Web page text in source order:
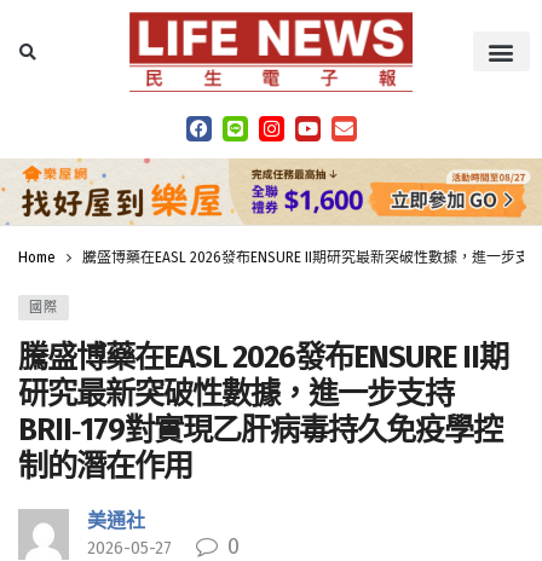
Home 騰盛博藥在EASL 2026發布ENSURE II期研究最新突破性數據，進一步支
國際
騰盛博藥在EASL 2026發布ENSURE II期
研究最新突破性數據，進一步支持
BRII‑179對實現乙肝病毒持久免疫學控
制的潛在作用
美通社
2026-05-27 0